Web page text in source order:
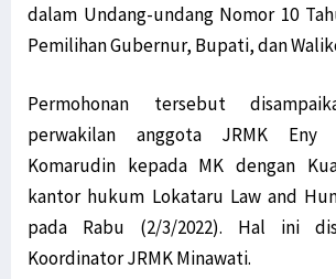
dalam Undang-undang Nomor 10
Pemilihan Gubernur, Bupati, dan
Permohonan tersebut
perwakilan anggota JRMK Eny
Komarudin kepada MK dengan
kantor hukum Lokataru Law and
pada Rabu (2/3/2022). Hal ini
Koordinator JRMK Minawati.